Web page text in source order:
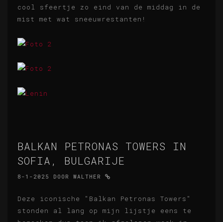
cool sfeertje zo eind van de middag in de
mist met wat sneeuwrestanten!
BALKAN PETRONAS TOWERS IN
SOFIA, BULGARIJE
8-1-2025 DOOR WALTHER
Deze iconische "Balkan Petronas Towers"
stonden al lang op mijn lijstje eens te